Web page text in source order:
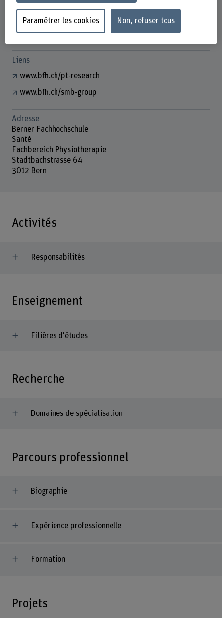
Afficher l'e-mail
www.bfh.ch/fr/stefan-schmid
Liens
www.bfh.ch/pt-research
www.bfh.ch/smb-group
Adresse
Berner Fachhochschule
Santé
Fachbereich Physiotherapie
Stadtbachstrasse 64
3012 Bern
Activités
Responsabilités
Enseignement
Filières d'études
Recherche
Domaines de spécialisation
Parcours professionnel
Biographie
Expérience professionnelle
Formation
Projets
Paramétrer les cookies Non, refuser tous